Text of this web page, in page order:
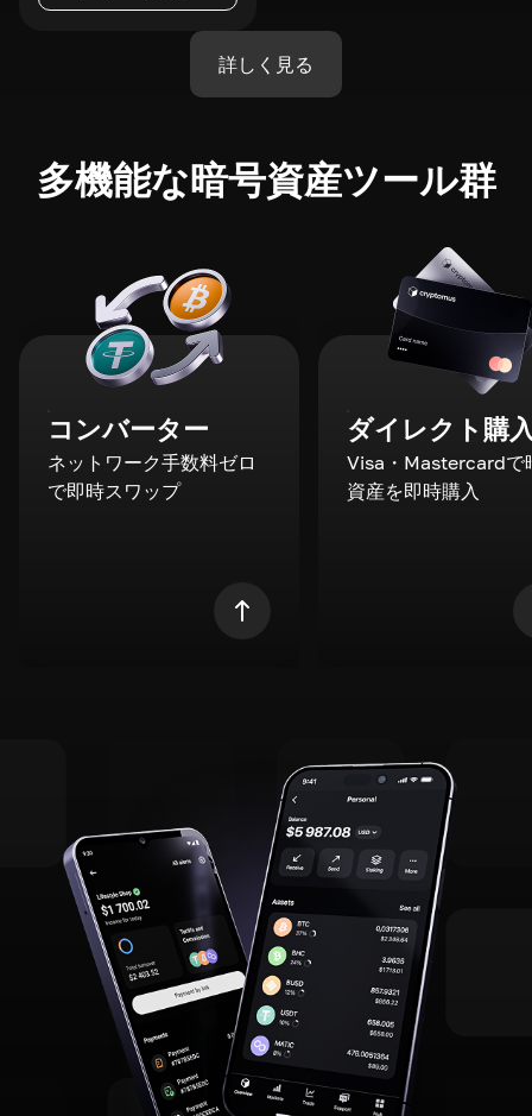
詳しく見る
多機能な暗号資産ツール群
コンバーター
ネットワーク手数料ゼロ
で即時スワップ
ダイレクト購
Visa・Mastercardで
資産を即時購入